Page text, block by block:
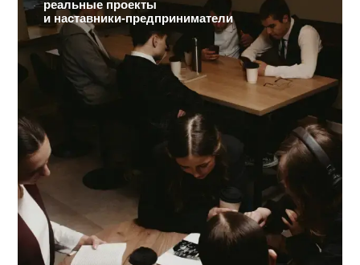
реальные проекты
и наставники-предприниматели